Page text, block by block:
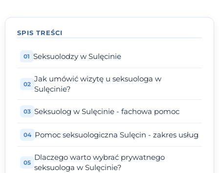
SPIS TREŚCI
Seksuolodzy w Sulęcinie
Jak umówić wizytę u seksuologa w
Sulęcinie?
Seksuolog w Sulęcinie - fachowa pomoc
Pomoc seksuologiczna Sulęcin - zakres usług
Dlaczego warto wybrać prywatnego
seksuologa w Sulęcinie?